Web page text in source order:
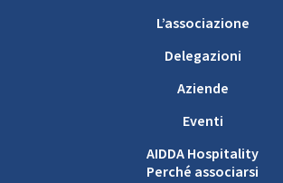
L’associazione
Delegazioni
Aziende
Eventi
AIDDA Hospitality
Perché associarsi